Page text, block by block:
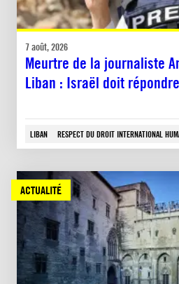
7 août, 2026
Meurtre de la journaliste
Liban : Israël doit
LIBAN RESPECT DU DROIT INTERNATIONAL
ACTUALITÉ